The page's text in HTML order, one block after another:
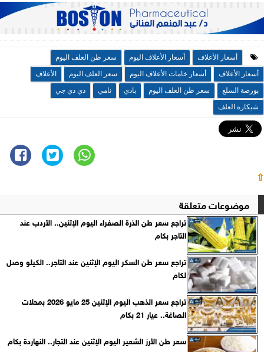
أسعار الأعلاف أسعار الأعلاف اليوم
سعر طن العلف اليوم
أسعار الأعلاف
أسعار خامات الأعلاف اليوم سعر العلف اليوم
الأعلاف
بورصة السلع
سعر طن العلف اليوم بادي نامي
دي دي جي
شيكارة العلف
⇧
موضوعات متعلقة
تراجع سعر طن الذرة الصفراء اليوم الإثنين.. الأردب عند
التاجر بكام
تراجع سعر طن السكر اليوم الإثنين عند التاجر.. الكيلو وصل
لكام
تراجع سعر الذهب اليوم الإثنين 25 مايو 2026 بمحلات
الصاغة.. عيار 21 بكام
سعر طن الأرز الشعير اليوم الإثنين عند التجار.. النهاردة بكام